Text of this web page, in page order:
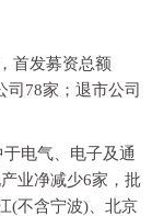
首发募资总额
司78家；退市公司
电气、电子及通
业净减少6家，批
(不含宁波)、北京